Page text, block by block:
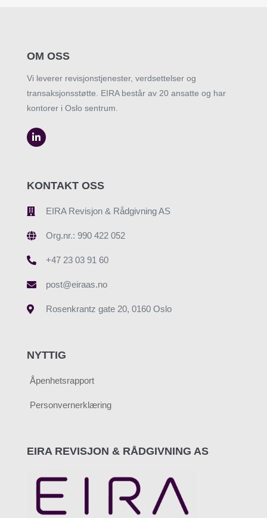
OM OSS
Vi leverer revisjonstjenester, verdsettelser og
transaksjonsstøtte. EIRA består av 20 ansatte og har
kontorer i Oslo sentrum.
KONTAKT OSS
EIRA Revisjon & Rådgivning AS
Org.nr.: 990 422 052
+47 23 03 91 60
post@eiraas.no
Rosenkrantz gate 20, 0160 Oslo
NYTTIG
Åpenhetsrapport
Personvernerklæring
EIRA REVISJON & RÅDGIVNING AS
på nettstedet vårt og for personlig tilpasning av annonser. Ved å